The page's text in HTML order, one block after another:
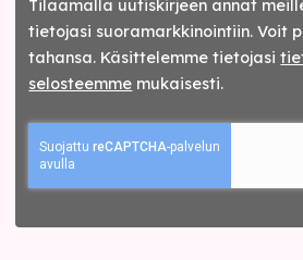
Tilaamalla uutis­kirjeen annat
tietojasi suora­markkinointiin. Voit
tahansa. Käsittelemme tietojasi
selosteemme mukaisesti.